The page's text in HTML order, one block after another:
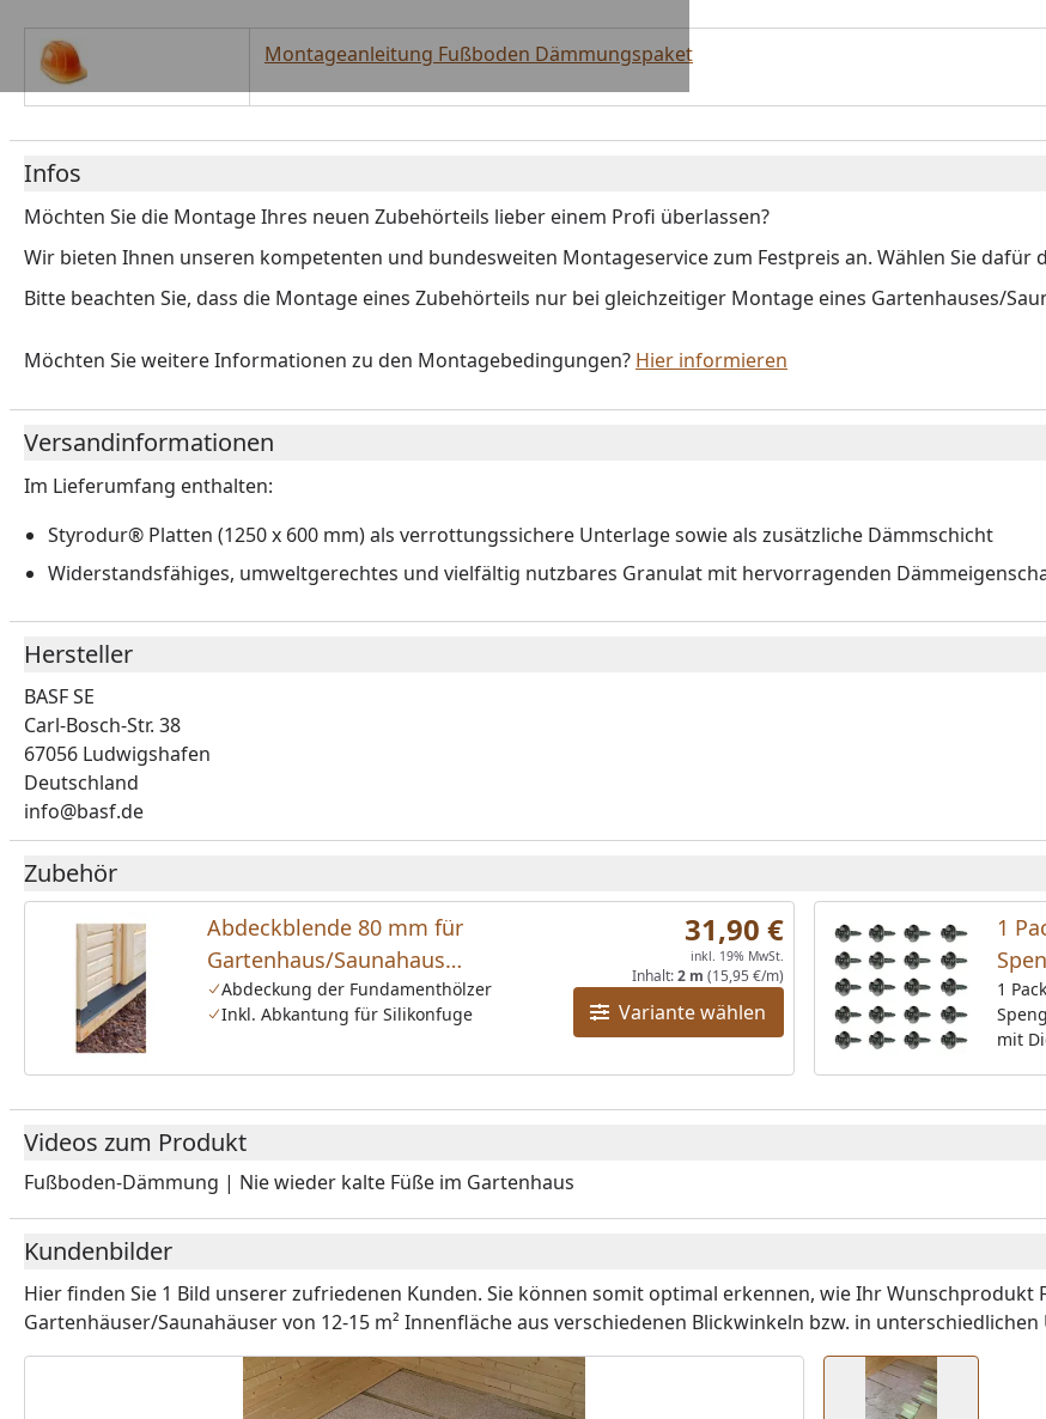
Montageanleitung Fußboden Dämmungspaket
Infos
Möchten Sie die Montage Ihres neuen Zubehörteils lieber einem Profi überlassen?
Wir bieten Ihnen unseren kompetenten und bundesweiten Montageservice zum Festpreis an. Wählen Sie dafür
Bitte beachten Sie, dass die Montage eines Zubehörteils nur bei gleichzeitiger Montage eines Gartenhauses/
Möchten Sie weitere Informationen zu den Montagebedingungen? Hier informieren
Versandinformationen
Im Lieferumfang enthalten:
Styrodur® Platten (1250 x 600 mm) als verrottungssichere Unterlage sowie als zusätzliche Dämmschicht
Widerstandsfähiges, umweltgerechtes und vielfältig nutzbares Granulat mit hervorragenden
Hersteller
BASF SE
Carl-Bosch-Str. 38
67056 Ludwigshafen
Deutschland
info@basf.de
Zubehör
Abdeckblende 80 mm für
Gartenhaus/Saunahaus
Fundamentbalken anthrazit
Abdeckung der Fundamenthölzer
Inkl. Abkantung für Silikonfuge
Variante wählen
31,90 €
inkl. 19% MwSt.
Inhalt:2 m (15,95 €/m)
1
1
mit
Videos zum Produkt
Fußboden-Dämmung | Nie wieder kalte Füße im Gartenhaus
Youtube-Video
Kundenbilder
Hier finden Sie 1 Bild unserer zufriedenen Kunden. Sie können somit optimal erkennen, wie Ihr Wunschprodukt
Gartenhäuser/Saunahäuser von 12-15 m² Innenflächeaus verschiedenen Blickwinkeln bzw. in